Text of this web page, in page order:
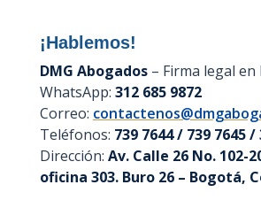
¡Hablemos!
DMG Abogados– Firma legal en
WhatsApp: 312 685 9872
Correo:
Teléfonos: 739 7644 / 739 7645 /
Dirección: Av. Calle 26 No. 102-
oficina 303. Buro 26 – Bogotá,